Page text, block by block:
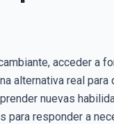
acceder a
alternativa real
nuevas
para responder a